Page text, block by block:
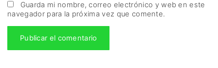
Guarda mi nombre, correo electrónico y web en este
navegador para la próxima vez que comente.